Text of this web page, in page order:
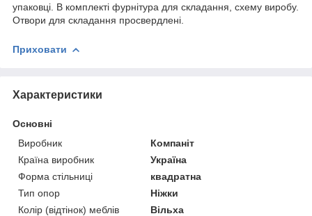
упаковці. В комплекті фурнітура для складання, схему виробу.
Отвори для складання просвердлені.
Приховати
Характеристики
Основні
Виробник
Компаніт
Країна виробник
Україна
Форма стільниці
квадратна
Тип опор
Ніжки
Колір (відтінок) меблів
Вільха